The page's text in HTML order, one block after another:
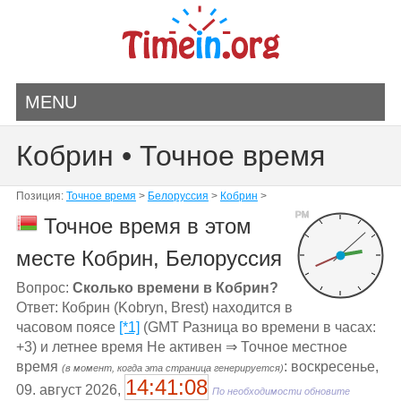
MENU
Кобрин • Точное время
Позиция: Точное время > Белоруссия > Кобрин >
PM
Точное время в этом
месте Кобрин, Белоруссия
Вопрос: Сколько времени в Кобрин?
Ответ: Кобрин (Kobryn, Brest) находится в
часовом поясе [*1] (GMT Разница во времени в часах:
+3) и летнее время Не активен ⇒ Точное местное
время (в момент, когда эта страница генерируется): воскресенье,
09. август 2026, 14:41:08 По необходимости обновите